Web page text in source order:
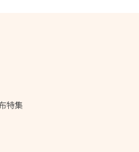
特集